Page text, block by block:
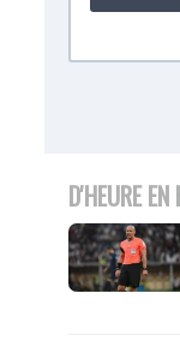
D'HEURE EN